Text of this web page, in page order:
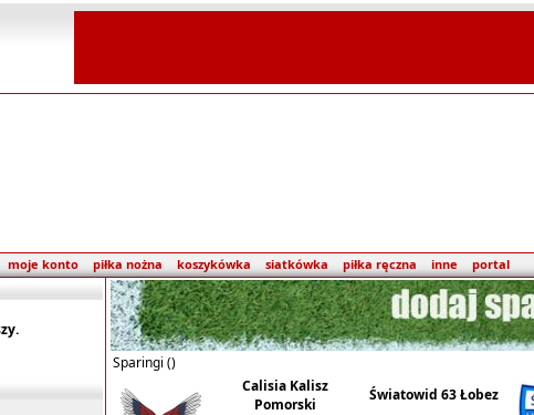
moje konto piłka nożna koszykówka siatkówka piłka ręczna inne portal
Sparingi ()
Calisia Kalisz
Pomorski
Światowid 63 Łobez